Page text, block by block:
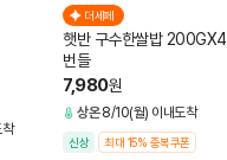
더세페
햇반 구수한쌀밥 200GX4
번들
7,980원
상온 8/10(월) 이내도착
신상 최대 15% 중복쿠폰